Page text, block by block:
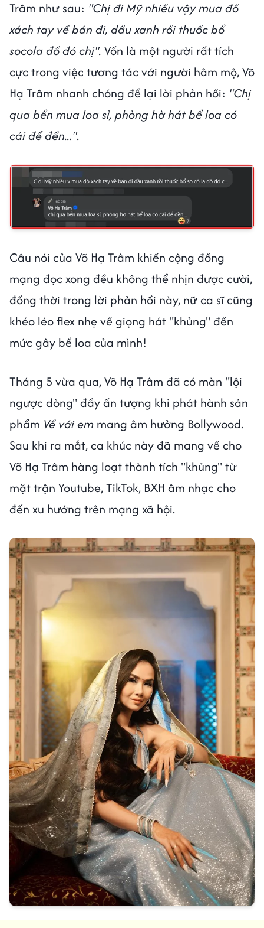
Trâm như sau: "Chị đi Mỹ nhiều vậy mua đồ
xách tay về bán đi, dầu xanh rồi thuốc bổ
socola đồ đó chị". Vốn là một người rất tích
cực trong việc tương tác với người hâm mộ, Võ
Hạ Trâm nhanh chóng để lại lời phản hồi: "Chị
qua bển mua loa sỉ, phòng hờ hát bể loa có
cái để đền...".
Câu nói của Võ Hạ Trâm khiến cộng đồng
mạng đọc xong đều không thể nhịn được cười,
đồng thời trong lời phản hồi này, nữ ca sĩ cũng
khéo léo flex nhẹ về giọng hát "khủng" đến
mức gây bể loa của mình!
Tháng 5 vừa qua, Võ Hạ Trâm đã có màn "lội
ngược dòng" đầy ấn tượng khi phát hành sản
phẩm Về với em mang âm hưởng Bollywood.
Sau khi ra mắt, ca khúc này đã mang về cho
Võ Hạ Trâm hàng loạt thành tích "khủng" từ
mặt trận Youtube, TikTok, BXH âm nhạc cho
đến xu hướng trên mạng xã hội.